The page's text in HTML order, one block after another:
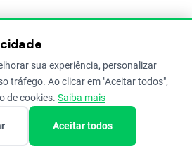
sua experiência, personalizar
tráfego. Ao clicar em "Aceitar todos",
de cookies. Saiba mais
Aceitar todos